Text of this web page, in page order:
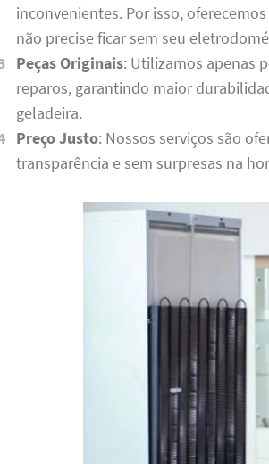
inconvenientes. Por isso,
não precise ficar sem seu
Peças Originais: Utilizamos apenas
reparos, garantindo maior
geladeira.
Preço Justo: Nossos serviços são
transparência e sem surpresas na